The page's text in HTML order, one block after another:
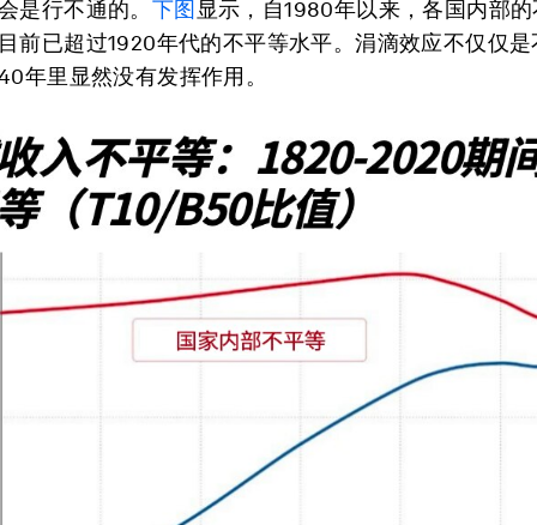
是行不通的。 下图 显示，自1980年以来，各国内部
前已超过1920年代的不平等水平。涓滴效应不仅仅
年里显然没有发挥作用。